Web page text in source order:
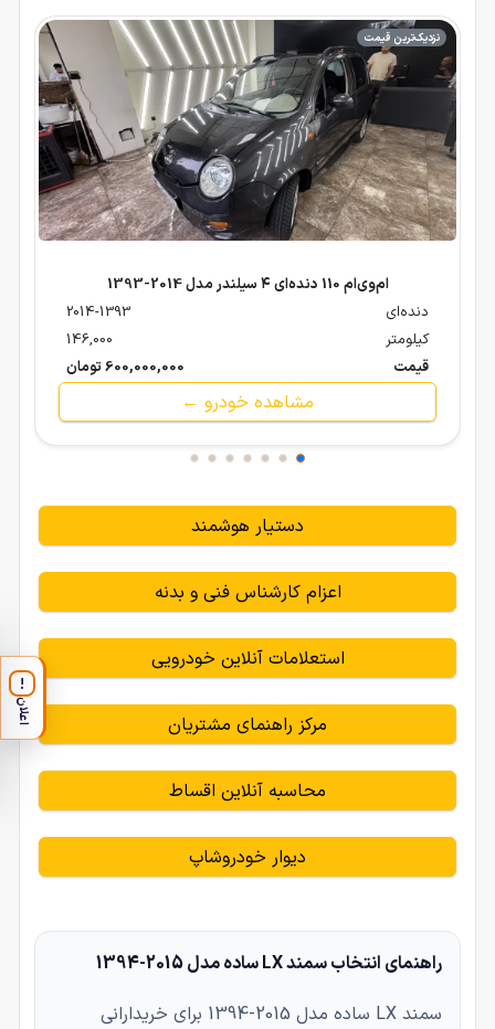
نزدیک‌ترین قیمت
ام‌وی‌ام 110 دنده‌ای ۴ سیلندر مدل 2014-1393
دنده‌ای
2014-1393
کیلومتر
146,000
قیمت
600,000,000 تومان
مشاهده خودرو ←
دستیار هوشمند
اعزام کارشناس فنی و بدنه
استعلامات آنلاین خودرویی
مرکز راهنمای مشتریان
محاسبه آنلاین اقساط
دیوار خودروشاپ
راهنمای انتخاب سمند LX ساده مدل 2015-1394
سمند LX ساده مدل 2015-1394 برای خریدارانی
!
اعلان